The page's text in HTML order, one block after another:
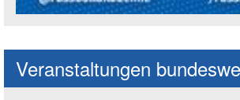
Social Media Kanäle der
Veranstaltungen